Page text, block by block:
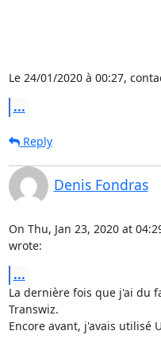
Le 24/01/2020 à 00:27,
...
Reply
Denis Fondras
On Thu, Jan 23, 2020 at
wrote:
...
La dernière fois que j'ai du
Transwiz.
Encore avant, j'avais utilisé